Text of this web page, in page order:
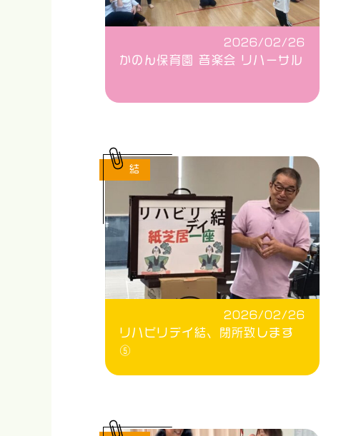
2026/02/26
かのん保育園 音楽会 リハーサル
2026/02/26
リハビリデイ結、閉所致します
⑤
結